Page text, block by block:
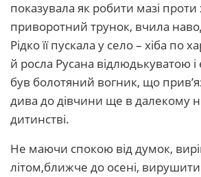
показувала як робити мазі проти
приворотний трунок, вчила
Рідко її пускала у село – хіба по
й росла Русана відлюдькуватою і
був болотяний вогник, що
дива до дівчини ще в далекому
дитинстві.
Не маючи спокою від думок,
літом,ближче до осені,